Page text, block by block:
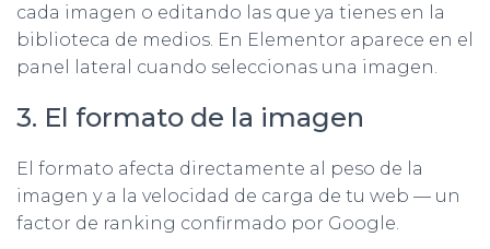
cada imagen o editando las que ya tienes en la
biblioteca de medios. En Elementor aparece en el
panel lateral cuando seleccionas una imagen.
3. El formato de la imagen
El formato afecta directamente al peso de la
imagen y a la velocidad de carga de tu web — un
factor de ranking confirmado por Google.